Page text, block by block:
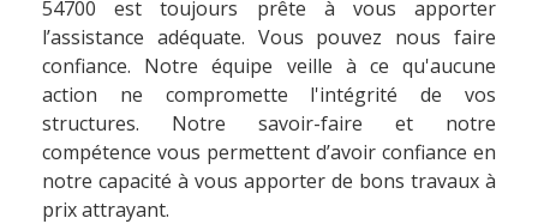
54700 est toujours prête à vous apporter
l’assistance adéquate. Vous pouvez nous faire
confiance. Notre équipe veille à ce qu'aucune
action ne compromette l'intégrité de vos
structures. Notre savoir-faire et notre
compétence vous permettent d’avoir confiance en
notre capacité à vous apporter de bons travaux à
prix attrayant.